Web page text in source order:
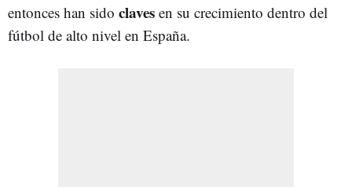
entonces han sido claves en su crecimiento dentro del
fútbol de alto nivel en España.